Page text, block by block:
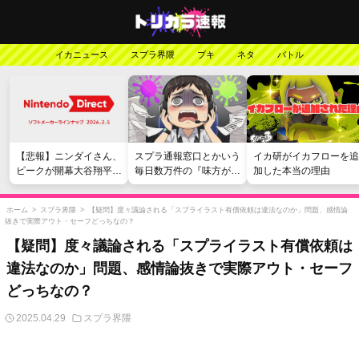
イカニュース スプラ界隈 ブキ ネタ バトル
【悲報】ニンダイさん、
ピークが開幕大谷翔平の
がっかりダイレクトだっ
たと言われてしまう
スプラ通報窓口とかいう
毎日数万件の『味方が弱
い』愚痴を読まされる苦
行
イカ研がイカフローを追
加した本当の理由
ホーム > スプラ界隈 >
【疑問】度々議論される「スプライラスト有償依頼は違法なのか」問題、感情論
抜きで実際アウト・セーフどっちなの？
【疑問】度々議論される「スプライラスト有償依頼は
違法なのか」問題、感情論抜きで実際アウト・セーフ
どっちなの？
2025.04.29 スプラ界隈